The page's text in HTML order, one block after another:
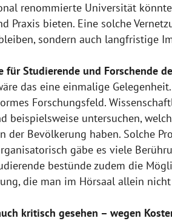
renommierte Universität
Praxis bieten. Eine solche
sondern auch langfristige
für Studierende und Forschende
das eine einmalige
Forschungsfeld.
beispielsweise untersuchen,
Bevölkerung haben. Solche
gäbe es viele
bestünde zudem die
die man im Hörsaal allein
kritisch gesehen – wegen